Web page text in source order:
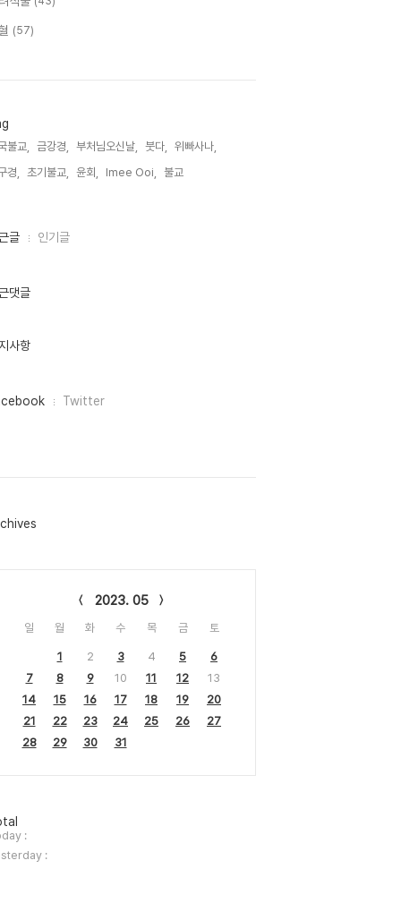
(57)
불교, 금강경, 부처님오신날, 붓다,
위빠사나,
경,
초기불교, 윤회, Imee Ooi, 불교,
글 인기글
댓글
사항
Twitter
2023. 05
일 월 화 수 목 금 토
1 2 3 4 5
6
7
8 9 10 11 12
13
14
15 16 17 18 19
20
21
22 23 24 25 26
27
28
29 30 31
:
: